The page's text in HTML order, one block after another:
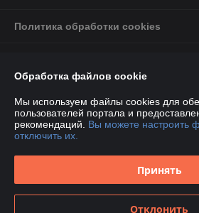
Политика обработки cookies
Информация для покупателя
Индивидуальный предприниматель:ИП
г.Минск ул Игуменский тракт 36/67
Регистрационный номер ЕГР: 191810541
Регистрационный орган: Минским
Обработка файлов cookie
Мы используем файлы cookies для
пользователей портала и
рекомендаций. Вы можете настроить
отключить их.
Принять
Отклонить